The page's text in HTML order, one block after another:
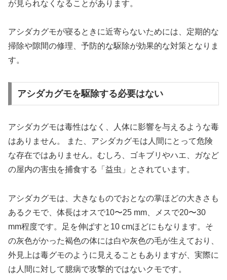
が見られなくなることがあります。
アシダカグモが寝るときに近寄らないためには、定期的な
掃除や隙間の修理、予防的な駆除が効果的な対策となりま
す。
アシダカグモを駆除する必要はない
アシダカグモは毒性はなく、人体に影響を与えるような毒
はありません。 また、アシダカグモは人間にとって危険
な存在ではありません。むしろ、ゴキブリやハエ、ガなど
の屋内の害虫を捕食する「益虫」とされています。
アシダカグモは、大きなものでおとなの掌ほどの大きさも
あるクモで、体長はオスで10〜25 mm、メスで20〜30
mm程度です。足を伸ばすと10 cmほどにもなります。そ
の灰色がかった褐色の体には白や灰色の毛が生えており、
外見上は毒グモのように見えることもありますが、実際に
は人間に対して臆病で攻撃的ではないクモです。